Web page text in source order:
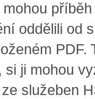
oddělili od
PDF.
si ji mohou
služeben